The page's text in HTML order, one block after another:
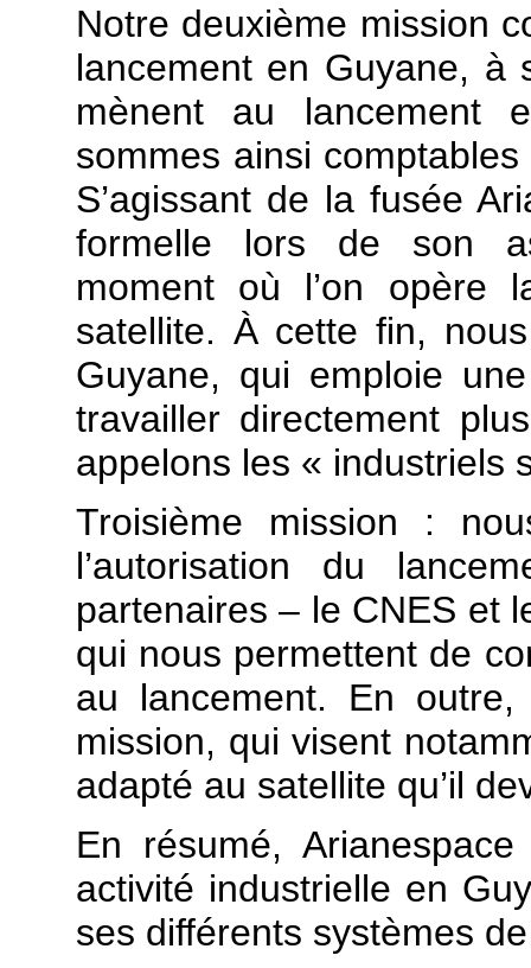
Notre deuxième mission
lancement en Guyane, à
mènent au lancement
sommes ainsi
S’agissant de la fusée
formelle lors de son
moment où l’on opère
satellite. À cette fin,
Guyane, qui emploie
travailler directement
appelons les « industriels
Troisième mission :
l’autorisation du
partenaires – le CNES et
qui nous permettent de
au lancement. En
mission, qui visent
adapté au satellite qu’il
En résumé,
activité industrielle en
ses différents systèmes